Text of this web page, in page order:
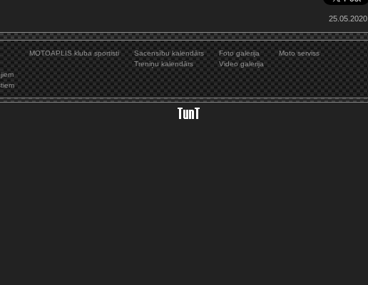
25.05.2020.
MOTOAPLIS kluba sportisti
Sacensību kalendārs
Treniņu kalendārs
Foto galerija
Video galerija
Moto serviss